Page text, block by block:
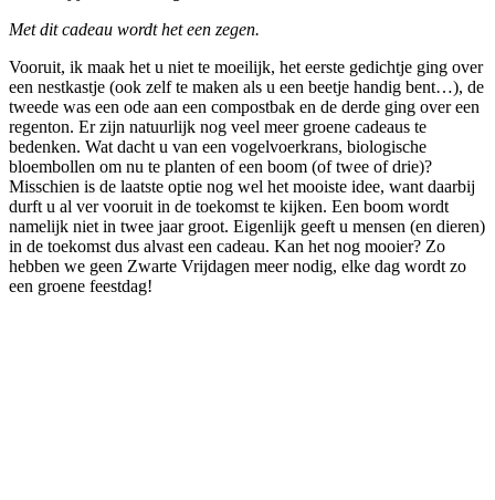
Met dit cadeau wordt het een zegen.
Vooruit, ik maak het u niet te moeilijk, het eerste gedichtje ging over
een nestkastje (ook zelf te maken als u een beetje handig bent…), de
tweede was een ode aan een compostbak en de derde ging over een
regenton. Er zijn natuurlijk nog veel meer groene cadeaus te
bedenken. Wat dacht u van een vogelvoerkrans, biologische
bloembollen om nu te planten of een boom (of twee of drie)?
Misschien is de laatste optie nog wel het mooiste idee, want daarbij
durft u al ver vooruit in de toekomst te kijken. Een boom wordt
namelijk niet in twee jaar groot. Eigenlijk geeft u mensen (en dieren)
in de toekomst dus alvast een cadeau. Kan het nog mooier? Zo
hebben we geen Zwarte Vrijdagen meer nodig, elke dag wordt zo
een groene feestdag!